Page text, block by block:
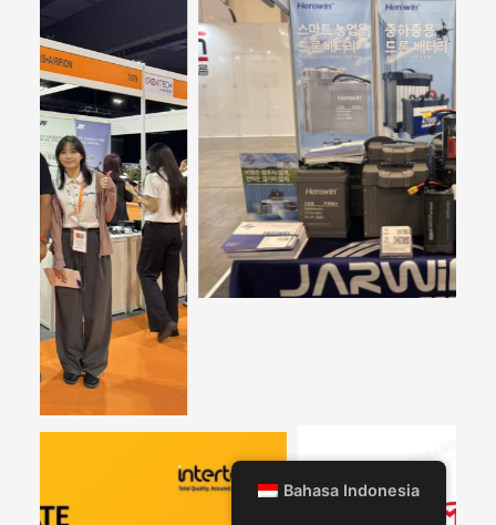
Bahasa Indonesia